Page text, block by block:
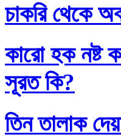
চাকরি থেকে
কারো হক নষ্ট
সূরত কি?
তিন তালাক